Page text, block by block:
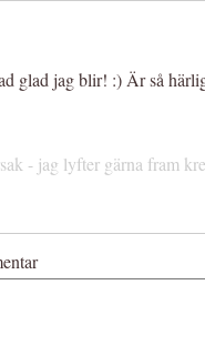
glad jag blir! :) Är så
- jag lyfter gärna fram